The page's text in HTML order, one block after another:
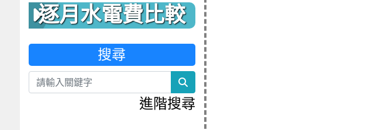
逐月水電費比較
表
搜尋
search
進階搜尋